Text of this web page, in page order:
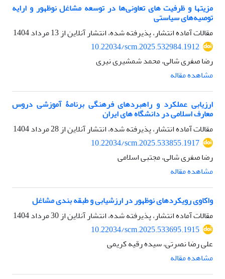
مزیتها و ظرفیت های تعاونی‌ها در توسعه مشاغل نوظهور و ارایه
توصیه‌های سیاستی
مقالات آماده انتشار، پذیرفته شده، انتشار آنلاین از13 مرداد 1404
10.22034/scm.2025.532984.1912
رضا صفری شالی، محمد شمشیری نیری
مشاهده مقاله
ارزیابی عملکرد و راهبردهای فرهنگی برنامۀ آموزشی دروس
معارف اسلامی در دانشگاه های ایران
مقالات آماده انتشار، پذیرفته شده، انتشار آنلاین از28 مرداد 1404
10.22034/scm.2025.533855.1917
رضا صفری شالی، مجتبی اسلامی
مشاهده مقاله
واکاوی رویکردهای نوظهور در ارزشیابی و طبقه بندی مشاغل
مقالات آماده انتشار، پذیرفته شده، انتشار آنلاین از30 مرداد 1404
10.22034/scm.2025.533695.1915
علی رضا نصرتی، سیده رقیه کریمی
مشاهده مقاله